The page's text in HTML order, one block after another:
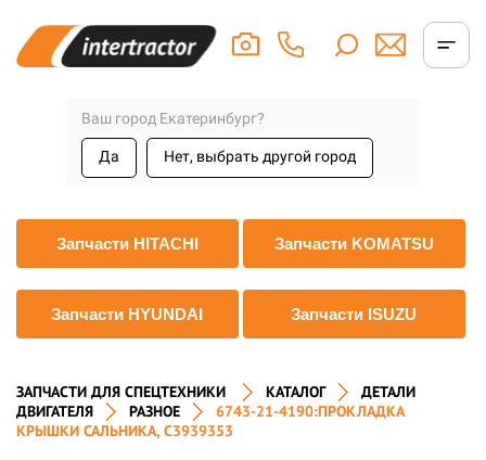
Ваш город Екатеринбург?
Да Нет, выбрать другой город
Запчасти HITACHI Запчасти KOMATSU
Запчасти HYUNDAI Запчасти ISUZU
ЗАПЧАСТИ ДЛЯ СПЕЦТЕХНИКИ КАТАЛОГ
ДЕТАЛИ
ДВИГАТЕЛЯ
РАЗНОЕ
6743-21-4190:ПРОКЛАДКА
КРЫШКИ САЛЬНИКА, C3939353